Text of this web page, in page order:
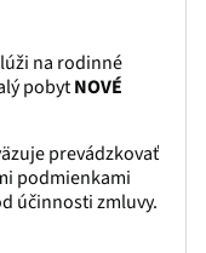
na rodinné
pobytNOVÉ
prevádzkovať
podmienkami
účinnosti zmluvy.